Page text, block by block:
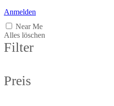
Anmelden
Near Me
Alles löschen
Filter
Preis